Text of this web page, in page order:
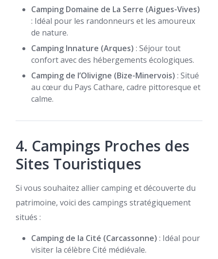
Camping Domaine de La Serre (Aigues-Vives)
: Idéal pour les randonneurs et les amoureux
de nature.
Camping Innature (Arques) : Séjour tout
confort avec des hébergements écologiques.
Camping de l’Olivigne (Bize-Minervois) : Situé
au cœur du Pays Cathare, cadre pittoresque et
calme.
4. Campings Proches des
Sites Touristiques
Si vous souhaitez allier camping et découverte du
patrimoine, voici des campings stratégiquement
situés :
Camping de la Cité (Carcassonne) : Idéal pour
visiter la célèbre Cité médiévale.